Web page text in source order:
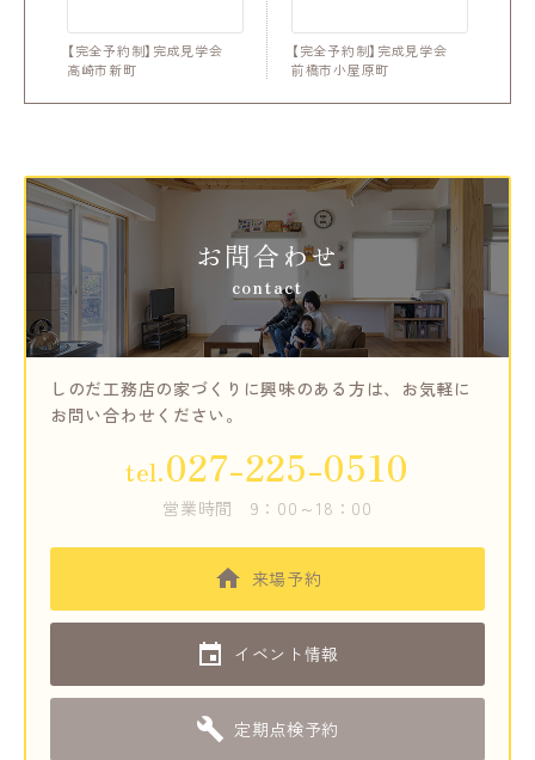
【完全予約制】完成見学会
高崎市新町
【完全予約制】完成見学会
前橋市小屋原町
お問合わせ
contact
しのだ工務店の家づくりに興味のある方は、 お気軽に
お問い合わせください。
tel.027-225-0510
営業時間 9：00～18：00
来場予約
イベント情報
定期点検予約